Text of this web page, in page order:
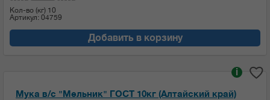
Кол-во (кг) 10
Артикул: 04759
Добавить в корзину
Мука в/с "Мельник" ГОСТ 10кг (Алтайский край)
i